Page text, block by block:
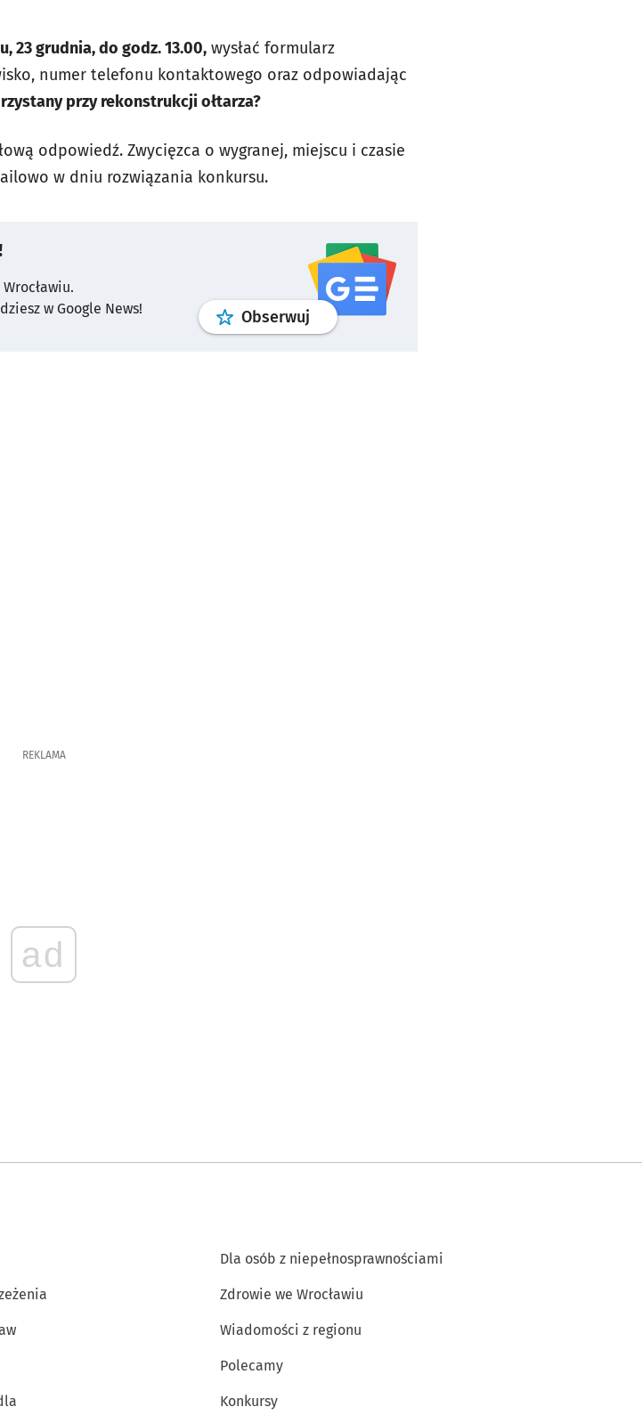
23 grudnia, do godz. 13.00, wysłać formularz
numer telefonu kontaktowego oraz odpowiadając
przy rekonstrukcji ołtarza?
odpowiedź. Zwycięzca o wygranej, miejscu i czasie
w dniu rozwiązania konkursu.
w Google News!
Obserwuj profilgoogle news
REKLAMA
ad
Dla osób z niepełnosprawnościami
Zdrowie we Wrocławiu
Wiadomości z regionu
Polecamy
Konkursy